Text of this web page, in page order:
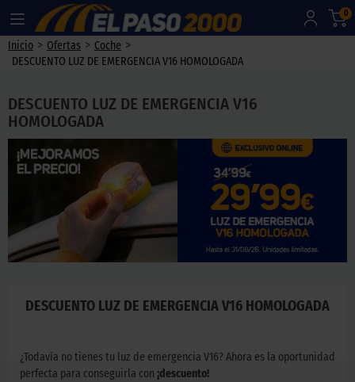
0
Inicio > Ofertas > Coche >
DESCUENTO LUZ DE EMERGENCIA V16 HOMOLOGADA
DESCUENTO LUZ DE EMERGENCIA V16
HOMOLOGADA
DESCUENTO LUZ DE EMERGENCIA V16 HOMOLOGADA
¿Todavía no tienes tu luz de emergencia V16? Ahora es la oportunidad
perfecta para conseguirla con ¡descuento!